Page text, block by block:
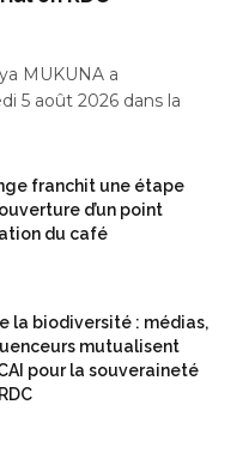
MUKUNA a
5 août 2026 dans la
franchit une étape
d’un point
du café
la biodiversité : médias,
mutualisent
pour la souveraineté